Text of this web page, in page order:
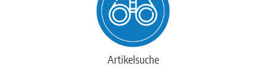
Artikelsuche